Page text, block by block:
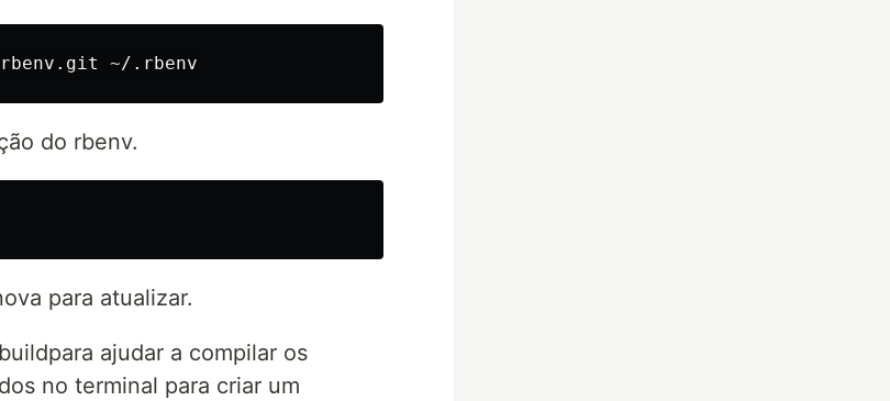
do rbenv.
para atualizar.
ajudar a compilar os
no terminal para criar um